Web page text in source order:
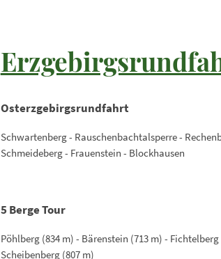
Osterzgebirgsrundfahrt
Schwartenberg - Rauschenbachtalsperre -
Schmeideberg - Frauenstein - Blockhausen
5 Berge Tour
Pöhlberg (834 m) - Bärenstein (713 m) -
Scheibenberg (807 m)